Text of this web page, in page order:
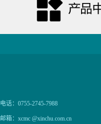
电话：0755-2745-7988
邮箱：xcmc @xinchu.com.cn